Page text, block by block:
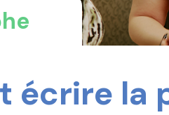
écrire la